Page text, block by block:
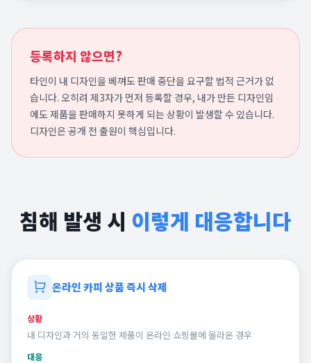
등록하지 않으면?
타인이 내 디자인을 베껴도 판매 중단을 요구할 법적 근거가 없
습니다. 오히려 제3자가 먼저 등록할 경우, 내가 만든 디자인임
에도 제품을 판매하지 못하게 되는 상황이 발생할 수 있습니다.
디자인은 공개 전 출원이 핵심입니다.
침해 발생 시 이렇게 대응합니다
온라인 카피 상품 즉시 삭제
상황
내 디자인과 거의 동일한 제품이 온라인 쇼핑몰에 올라온 경우
대응